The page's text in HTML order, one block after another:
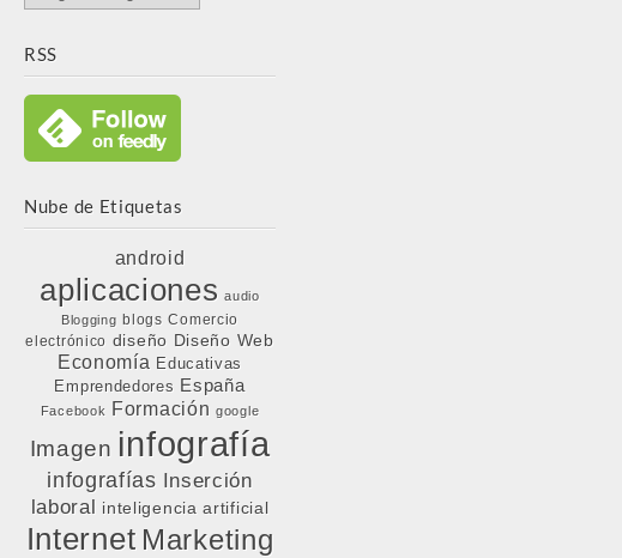
Indexados
RSS
Nube de Etiquetas
android
aplicaciones audio
Blogging blogs Comercio
electrónico diseño Diseño Web
Economía Educativas
Emprendedores España
Facebook Formación google
Imagen infografía
infografías Inserción
laboral inteligencia artificial
Internet Marketing